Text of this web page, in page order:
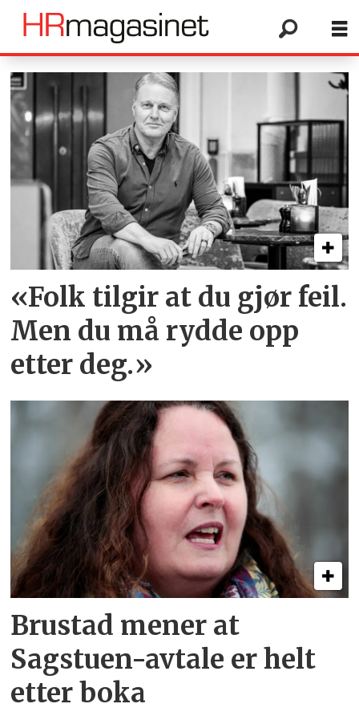
Tag:
norsk
tipping
«Folk tilgir at du gjør feil.
Men du må rydde opp
etter deg.»
Brustad mener at
Sagstuen-avtale er helt
etter boka